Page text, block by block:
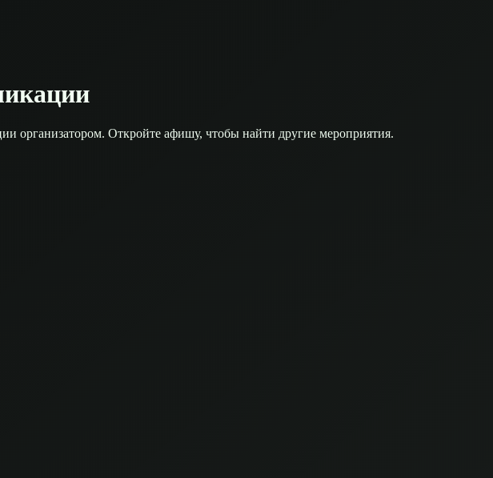
организатором. Откройте афишу, чтобы найти другие мероприятия.